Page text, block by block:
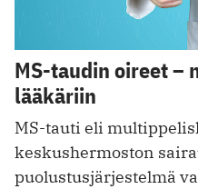
MS-taudin oireet –
lääkäriin
MS-tauti eli
keskushermoston
puolustusjärjestelmä